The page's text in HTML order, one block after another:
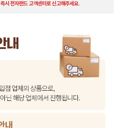
즉시 전자랜드 고객센터로 신고해주세요.